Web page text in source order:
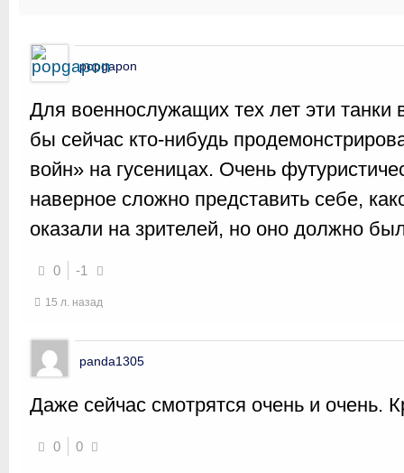
popgapon
Для военнослужащих тех лет эти танки
бы сейчас кто-нибудь
войн» на гусеницах. Очень
наверное сложно представить себе,
оказали на зрителей, но оно должно
0 -1
15 л. назад
panda1305
Даже сейчас смотрятся очень и очень.
0 0